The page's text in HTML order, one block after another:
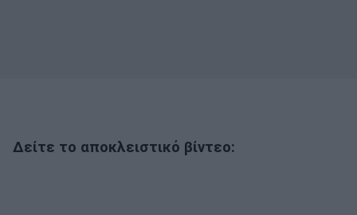
Δείτε το αποκλειστικό βίντεο: